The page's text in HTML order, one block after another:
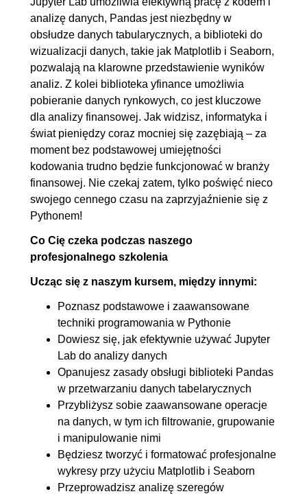
5.1. Usuwanie kolumn
5.2. Usuwanie wierszy
00:05:20
5.3. Operacje SUM, ADD, MUL
00:09:12
5.4. Groupby() - teoria
00:03:32
5.5. Groupby() - object
00:07:00
5.6. Groupby() - wiele kluczy
grupowania
00:03:57
5.7. Groupby() - split-apply-
combine
00:09:55
5.8. Groupby() - multiIndex
00:08:05
5.9. Groupby() - stack i unstack
6. Wizualizacja danych: matplotlib i
6.2. Formatowanie wykresów
6.3. Histogram
00:10:58
6.4. Wykres punktowy
6.5. Seaborn - wprowadzenie
00:06:35
6.6. Wykresy kategoryczne
00:14:38
6.7. Wykresy jointplots i regresji
00:11:55
6.8. Wykresy - heatmaps
7. Szeregi czasowe 00:46:58
7.1. Konwersja i funkcja
analizę danych, Pandas jest niezbędny w
obsłudze danych tabularycznych, a biblioteki do
wizualizacji danych, takie jak Matplotlib i Seaborn,
pozwalają na klarowne przedstawienie wyników
analiz. Z kolei biblioteka yfinance umożliwia
pobieranie danych rynkowych, co jest kluczowe
dla analizy finansowej. Jak widzisz, informatyka i
świat pieniędzy coraz mocniej się zazębiają – za
moment bez podstawowej umiejętności
kodowania trudno będzie funkcjonować w branży
finansowej. Nie czekaj zatem, tylko poświęć nieco
swojego cennego czasu na zaprzyjaźnienie się z
Pythonem!
Co Cię czeka podczas naszego
profesjonalnego szkolenia
Ucząc się z naszym kursem, między innymi:
Poznasz podstawowe i zaawansowane
techniki programowania w Pythonie
Dowiesz się, jak efektywnie używać Jupyter
Lab do analizy danych
Opanujesz zasady obsługi biblioteki Pandas
w przetwarzaniu danych tabelarycznych
Przybliżysz sobie zaawansowane operacje
na danych, w tym ich filtrowanie, grupowanie
i manipulowanie nimi
Będziesz tworzyć i formatować profesjonalne
wykresy przy użyciu Matplotlib i Seaborn
Przeprowadzisz analizę szeregów